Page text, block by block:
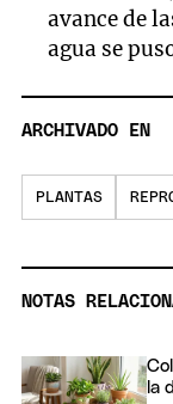
avance de
agua se
ARCHIVADO EN
PLANTAS
NOTAS
la